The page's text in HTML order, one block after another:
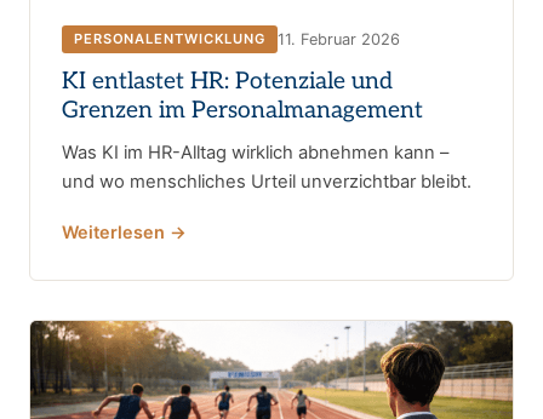
PERSONALENTWICKLUNG 11. Februar 2026
KI entlastet HR: Potenziale und
Grenzen im Personalmanagement
Was KI im HR-Alltag wirklich abnehmen kann –
und wo menschliches Urteil unverzichtbar bleibt.
Weiterlesen →